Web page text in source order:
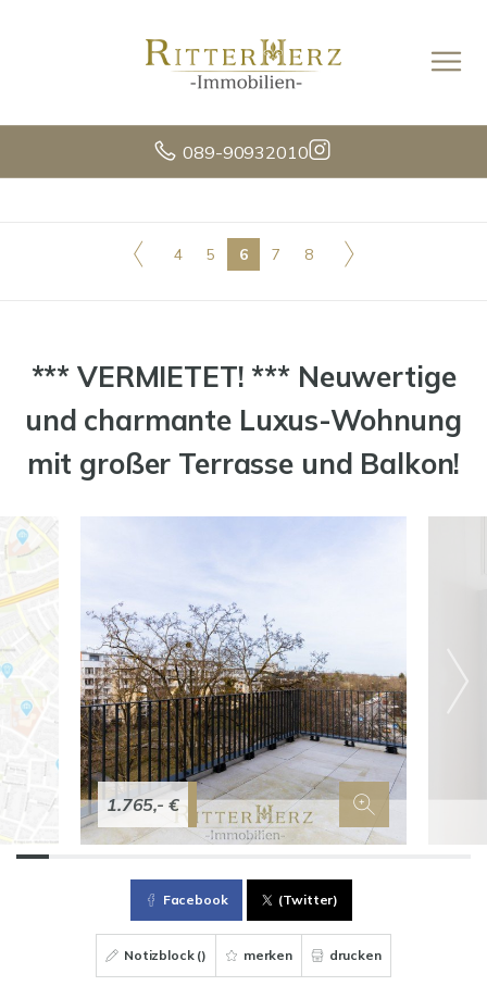
089-90932010
4 5 6 7 8
*** VERMIETET! *** Neuwertige
und charmante Luxus-Wohnung
mit großer Terrasse und Balkon!
1.765,- €
Facebook (Twitter)
Notizblock () merken drucken